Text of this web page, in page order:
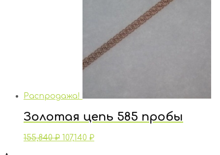
Распродажа!
Золотая цепь 585 пробы
155,840₽ 107,140 ₽